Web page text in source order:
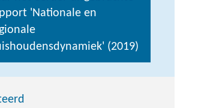
'Nationale en
(2019)